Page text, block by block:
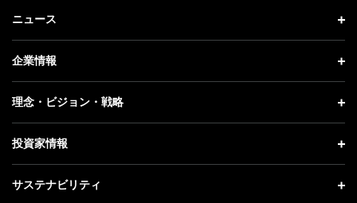
ニュース
ニュース トップ
プレスリリース
更新情報
記者説明会
企業情報
企業情報 トップ
社長メッセージ
事業紹介
理念・ビジョン・戦略
理念・ビジョン・戦略 トップ
成長戦略「Activate AI for Society」
投資家情報
投資家情報 トップ
サステナビリティ